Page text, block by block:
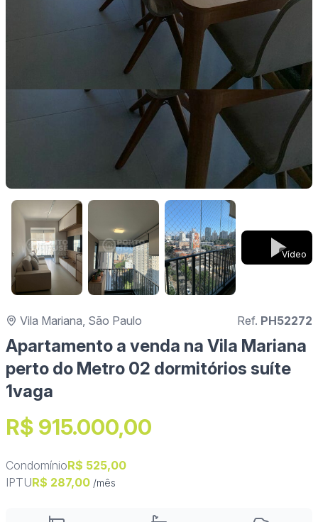
Vídeo
Vila Mariana, São Paulo Ref. PH52272
Apartamento a venda na Vila Mariana
perto do Metro 02 dormitórios suíte
1vaga
R$ 915.000,00
CondomínioR$ 525,00
IPTUR$ 287,00 /mês